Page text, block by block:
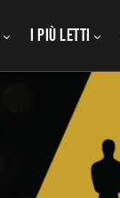
I PIÙ LETTI